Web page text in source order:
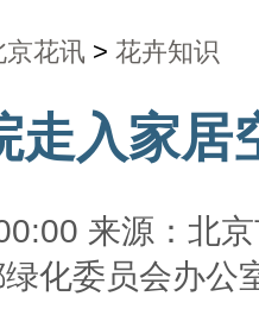
京花讯 >花卉知识
走入家居
来源：北
化委员会办公